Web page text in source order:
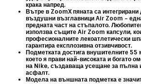
крака напред.
Вътре в ZoomX пяната са интегрирани
въздушни възглавници Air Zoom –
предната част на стъпалото.
използва същите Air Zoom капсули,
професионалните лекоатлетически
гарантира експлозивна отзивчивост.
Подметката достига внушителните 55
което я прави най-високата и богато
на Nike, създаваща усещане за пълна
асфалт.
Модела на външната подметка е